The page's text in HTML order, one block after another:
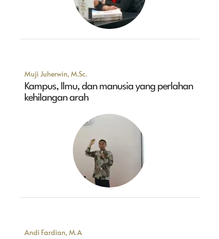
Muji Juherwin, M.Sc.
Kampus, Ilmu, dan manusia yang perlahan
kehilangan arah
Andi Fardian, M.A